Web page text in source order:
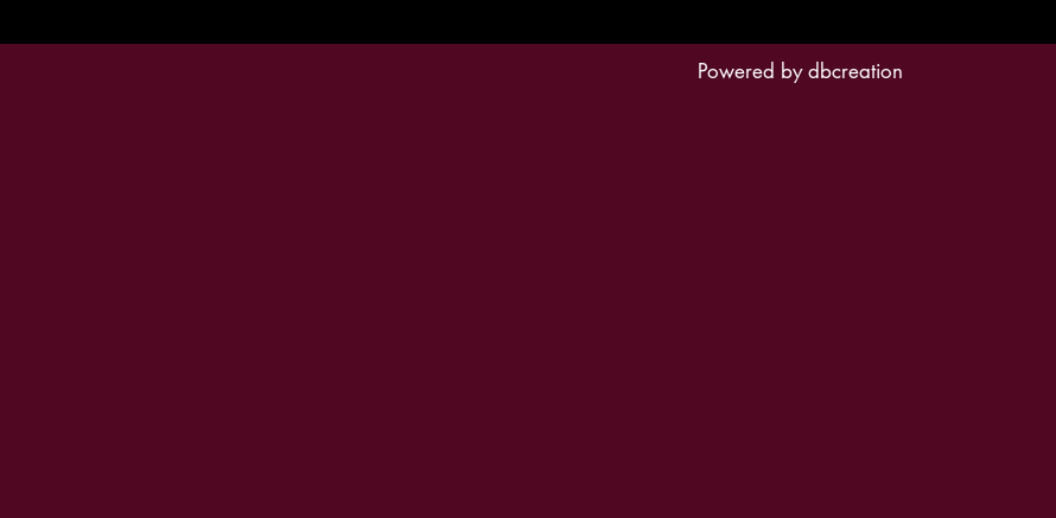
Powered bydbcreation